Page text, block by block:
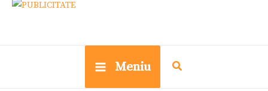
Meniu